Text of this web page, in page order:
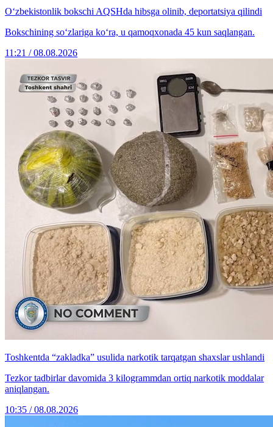
O‘zbekistonlik bokschi AQSHda hibsga olinib, deportatsiya qilindi
Bokschining so‘zlariga ko‘ra, u qamoqxonada 45 kun saqlangan.
11:21 / 08.08.2026
Toshkentda “zakladka” usulida narkotik tarqatgan shaxslar ushlandi
Tezkor tadbirlar davomida 3 kilogrammdan ortiq narkotik moddalar
aniqlangan.
10:35 / 08.08.2026